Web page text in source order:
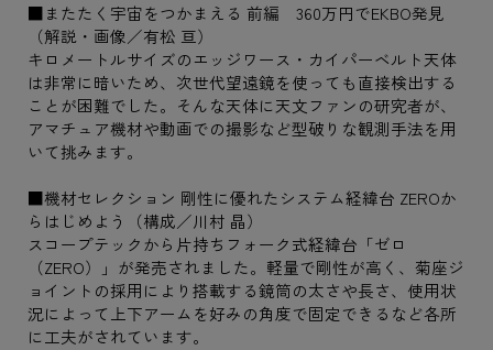
■またたく宇宙をつかまえる 前編 360万円でEKBO発見
（解説・画像／有松 亘）
キロメートルサイズのエッジワース・カイパーベルト天体
は非常に暗いため、次世代望遠鏡を使っても直接検出する
ことが困難でした。そんな天体に天文ファンの研究者が、
アマチュア機材や動画での撮影など型破りな観測手法を用
いて挑みます。
■機材セレクション 剛性に優れたシステム経緯台 ZEROか
らはじめよう（構成／川村 晶）
スコープテックから片持ちフォーク式経緯台「ゼロ
（ZERO）」が発売されました。軽量で剛性が高く、菊座ジ
ョイントの採用により搭載する鏡筒の太さや長さ、使用状
況によって上下アームを好みの角度で固定できるなど各所
に工夫がされています。